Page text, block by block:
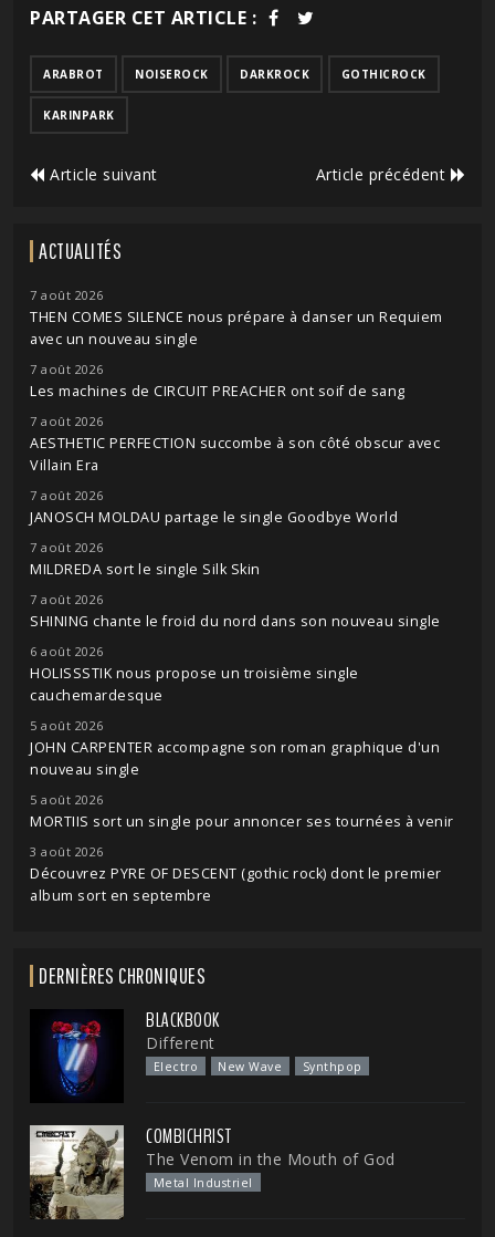
PARTAGER CET ARTICLE :
ARABROT NOISEROCK DARKROCK GOTHICROCK
KARINPARK
Article suivant Article précédent
ACTUALITÉS
7 août 2026
THEN COMES SILENCE nous prépare à danser un Requiem
avec un nouveau single
7 août 2026
Les machines de CIRCUIT PREACHER ont soif de sang
7 août 2026
AESTHETIC PERFECTION succombe à son côté obscur avec
Villain Era
7 août 2026
JANOSCH MOLDAU partage le single Goodbye World
7 août 2026
MILDREDA sort le single Silk Skin
7 août 2026
SHINING chante le froid du nord dans son nouveau single
6 août 2026
HOLISSSTIK nous propose un troisième single
cauchemardesque
5 août 2026
JOHN CARPENTER accompagne son roman graphique d'un
nouveau single
5 août 2026
MORTIIS sort un single pour annoncer ses tournées à venir
3 août 2026
Découvrez PYRE OF DESCENT (gothic rock) dont le premier
album sort en septembre
DERNIÈRES CHRONIQUES
BLACKBOOK
Different
Electro New Wave Synthpop
COMBICHRIST
The Venom in the Mouth of God
Metal Industriel